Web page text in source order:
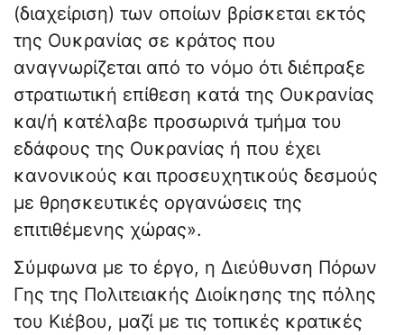
(διαχείριση) των οποίων βρίσκεται εκτός
της Ουκρανίας σε κράτος που
αναγνωρίζεται από το νόμο ότι διέπραξε
στρατιωτική επίθεση κατά της Ουκρανίας
και/ή κατέλαβε προσωρινά τμήμα του
εδάφους της Ουκρανίας ή που έχει
κανονικούς και προσευχητικούς δεσμούς
με θρησκευτικές οργανώσεις της
επιτιθέμενης χώρας».
Σύμφωνα με το έργο, η Διεύθυνση Πόρων
Γης της Πολιτειακής Διοίκησης της πόλης
του Κιέβου, μαζί με τις τοπικές κρατικές